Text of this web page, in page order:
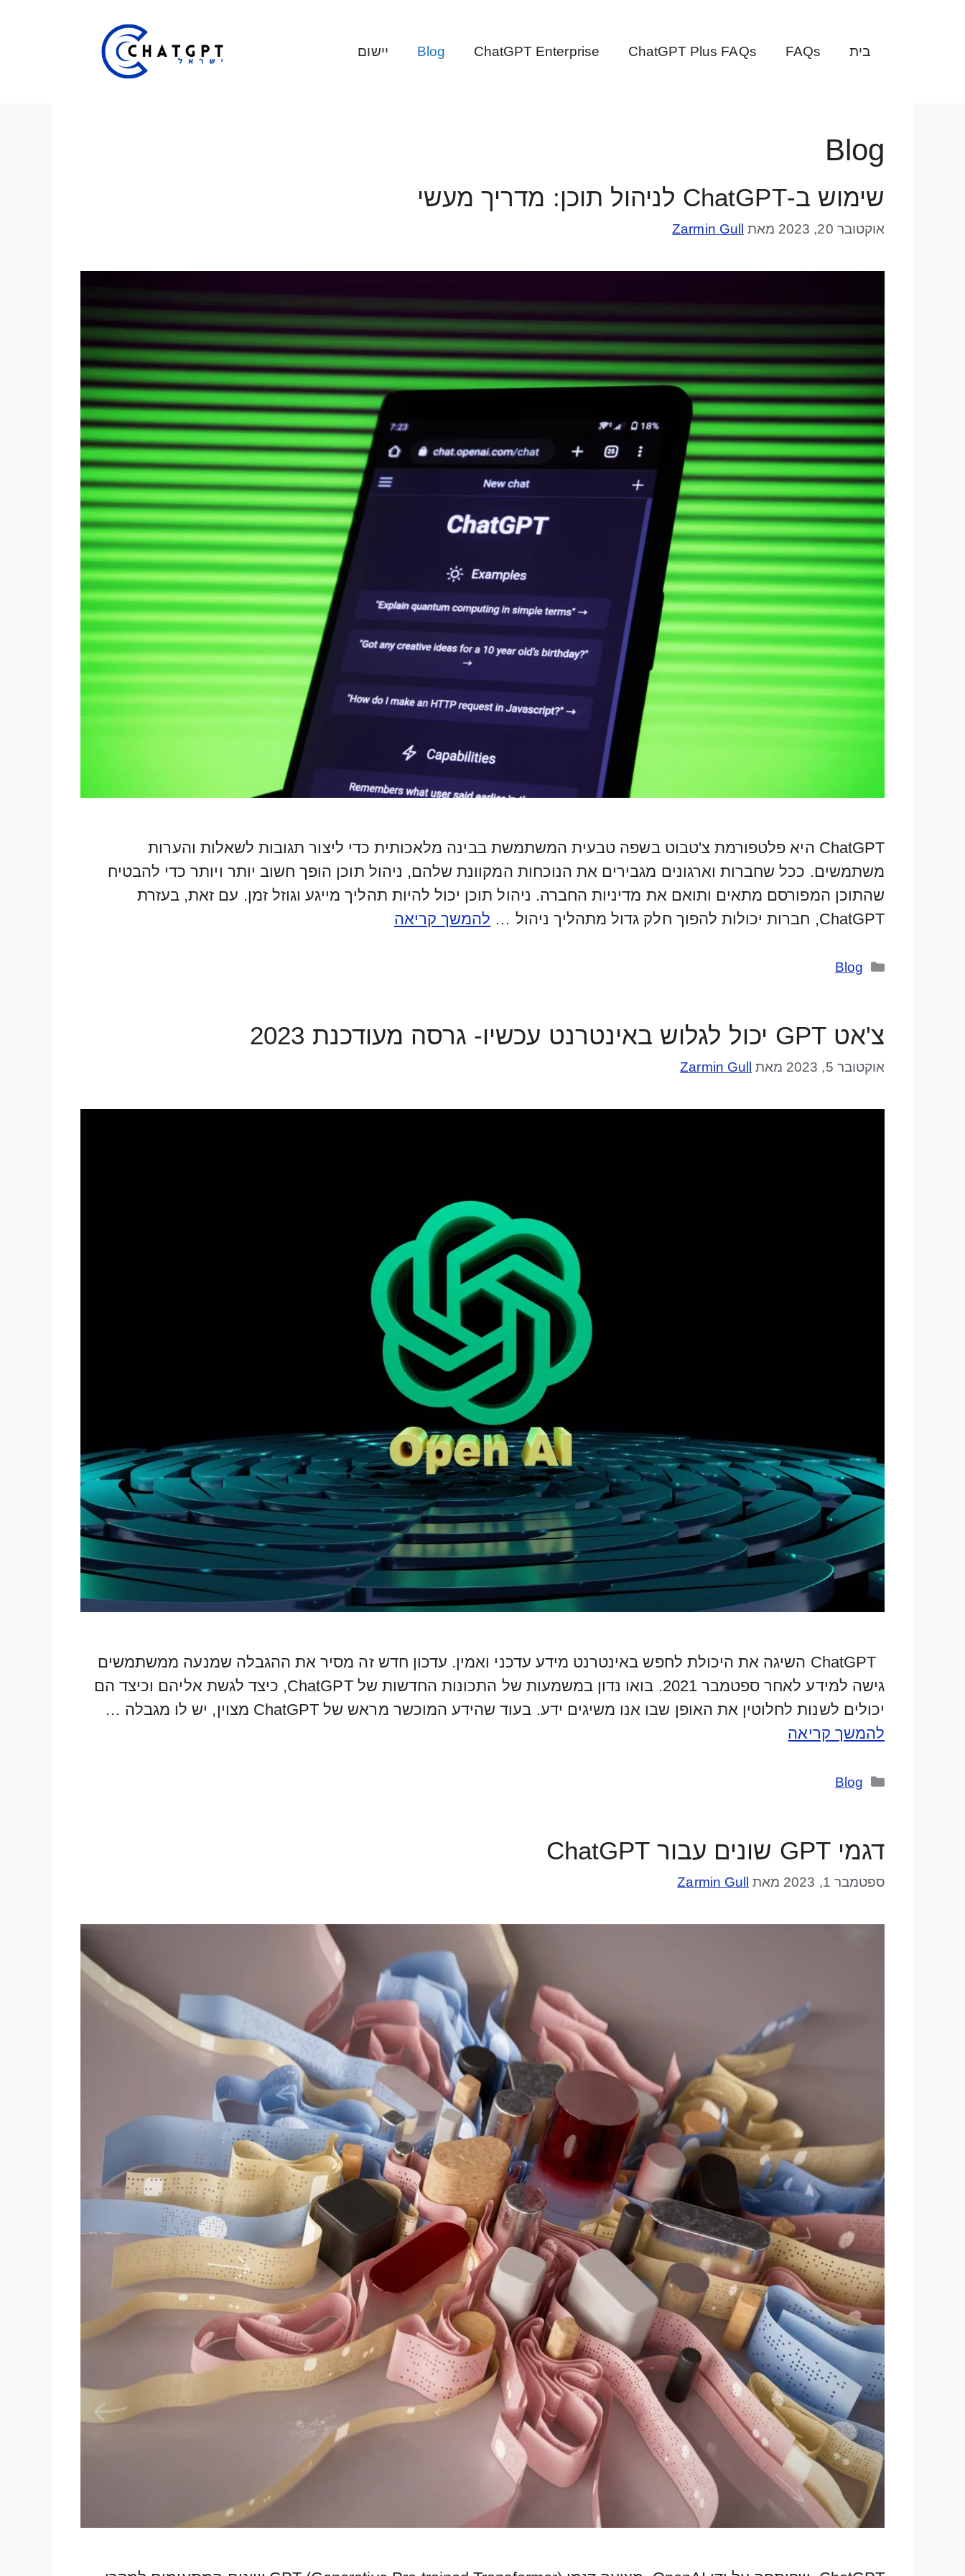
בית FAQs
ChatGPT Plus FAQs
ChatGPT Enterprise
Blog יישום
Blog
שימוש ב-ChatGPT לניהול תוכן: מדריך מעשי
אוקטובר 20, 2023 מאת Zarmin Gull
ChatGPT היא פלטפורמת צ'טבוט בשפה טבעית המשתמשת בבינה מלאכותית כדי ליצור תגובות לשאלות והערות
משתמשים. ככל שחברות וארגונים מגבירים את הנוכחות המקוונת שלהם, ניהול תוכן הופך חשוב יותר ויותר כדי להבטיח
שהתוכן המפורסם מתאים ותואם את מדיניות החברה. ניהול תוכן יכול להיות תהליך מייגע וגוזל זמן. עם זאת, בעזרת
ChatGPT, חברות יכולות להפוך חלק גדול מתהליך ניהול …
להמשך קריאה
קטגוריות
Blog
צ'אט GPT יכול לגלוש באינטרנט עכשיו- גרסה מעודכנת 2023
אוקטובר 5, 2023 מאת Zarmin Gull
ChatGPT השיגה את היכולת לחפש באינטרנט מידע עדכני ואמין. עדכון חדש זה מסיר את ההגבלה שמנעה ממשתמשים
גישה למידע לאחר ספטמבר 2021. בואו נדון במשמעות של התכונות החדשות של ChatGPT, כיצד לגשת אליהם וכיצד הם
יכולים לשנות לחלוטין את האופן שבו אנו משיגים ידע. בעוד שהידע המוכשר מראש של ChatGPT מצוין, יש לו מגבלה …
להמשך קריאה
קטגוריות
Blog
דגמי GPT שונים עבור ChatGPT
ספטמבר 1, 2023 מאת Zarmin Gull